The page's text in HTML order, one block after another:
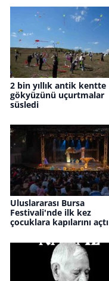
2 bin yıllık antik kentte
gökyüzünü uçurtmalar
süsledi
Uluslararası Bursa
Festivali'nde ilk kez
çocuklara kapılarını açtı